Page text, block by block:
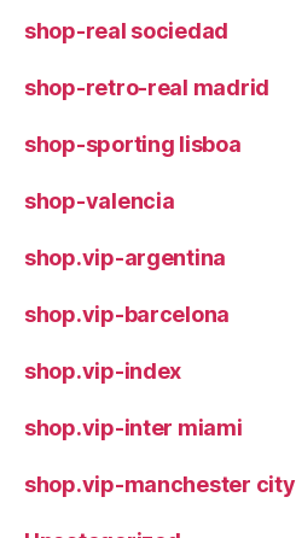
shop-real sociedad
shop-retro-real madrid
shop-sporting lisboa
shop-valencia
shop.vip-argentina
shop.vip-barcelona
shop.vip-index
shop.vip-inter miami
shop.vip-manchester city